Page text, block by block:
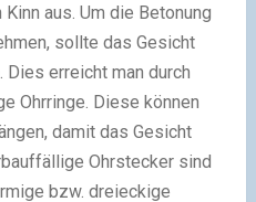
aus. Um die Betonung
sollte das Gesicht
erreicht man durch
Ohrringe. Diese können
damit das Gesicht
Ohrstecker sind
bzw. dreieckige